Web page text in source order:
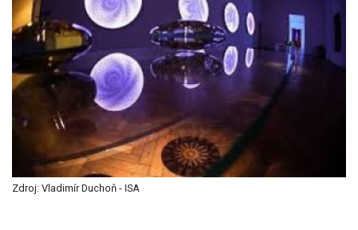
Zdroj: Vladimír Duchoň - ISA